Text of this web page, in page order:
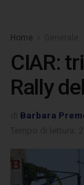
Home
CIAR:
Rally
Barbara